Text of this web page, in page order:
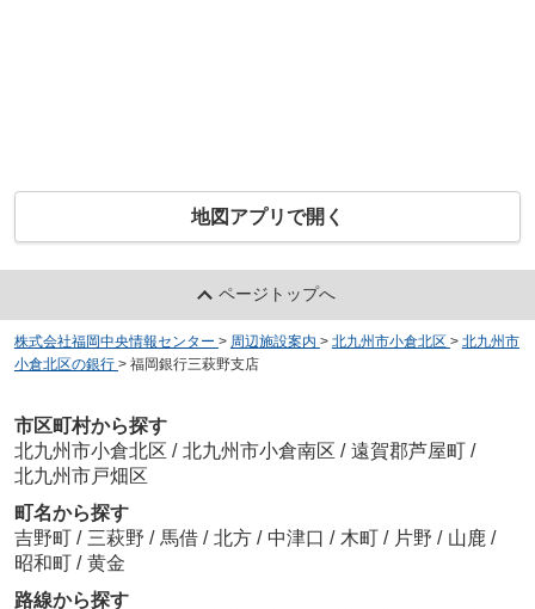
地図アプリで開く
ページトップへ
株式会社福岡中央情報センター > 周辺施設案内 > 北九州市小倉北区 > 北九州市
小倉北区の銀行 > 福岡銀行三萩野支店
市区町村から探す
北九州市小倉北区 / 北九州市小倉南区 / 遠賀郡芦屋町 /
北九州市戸畑区
町名から探す
吉野町 / 三萩野 / 馬借 / 北方 / 中津口 / 木町 / 片野 / 山鹿 /
昭和町 / 黄金
路線から探す